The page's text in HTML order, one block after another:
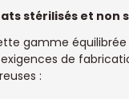
stérilisés et non
gamme
de
: